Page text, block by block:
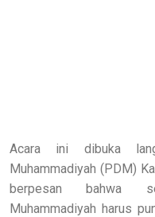
Acara ini dibuka
Muhammadiyah (PDM)
berpesan bahwa
Muhammadiyah harus